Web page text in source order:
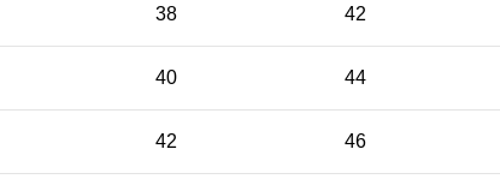
38 42
40 44
42 46